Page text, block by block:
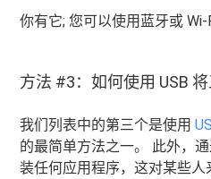
你有它; 您可以使用蓝牙或 Wi-
方法 #3：如何使用 USB
我们列表中的第三个是使用
的最简单方法之一。 此外，
装任何应用程序，这对某些